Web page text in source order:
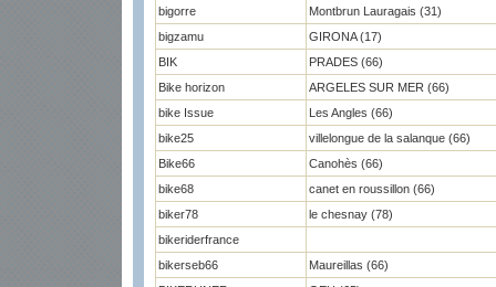
bigorre
Montbrun Lauragais (31)
bigzamu
GIRONA (17)
BIK
PRADES (66)
Bike horizon
ARGELES SUR MER (66)
bike Issue
Les Angles (66)
bike25
villelongue de la salanque (66)
Bike66
Canohès (66)
bike68
canet en roussillon (66)
biker78
le chesnay (78)
bikeriderfrance
bikerseb66
Maureillas (66)